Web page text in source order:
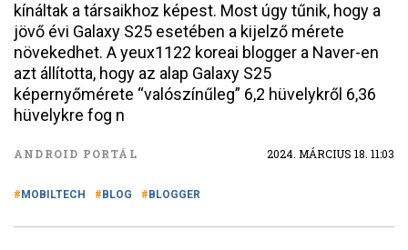
kínáltak a társaikhoz képest. Most úgy tűnik, hogy a
jövő évi Galaxy S25 esetében a kijelző mérete
növekedhet. A yeux1122 koreai blogger a Naver-en
azt állította, hogy az alap Galaxy S25
képernyőmérete “valószínűleg” 6,2 hüvelykről 6,36
hüvelykre fog n
ANDROID PORTÁL 2024. MÁRCIUS 18. 11:03
MOBILTECH BLOG BLOGGER